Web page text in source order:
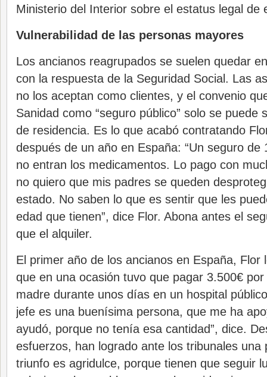
Ministerio del Interior sobre el estatus legal de
Vulnerabilidad de las personas mayores
Los ancianos reagrupados se suelen quedar
con la respuesta de la Seguridad Social. Las
no los aceptan como clientes, y el convenio
Sanidad como “seguro público” solo se puede
de residencia. Es lo que acabó contratando
después de un año en España: “Un seguro de
no entran los medicamentos. Lo pago con
no quiero que mis padres se queden
estado. No saben lo que es sentir que les
edad que tienen”, dice Flor. Abona antes el
que el alquiler.
El primer año de los ancianos en España, Flor
que en una ocasión tuvo que pagar 3.500€
madre durante unos días en un hospital
jefe es una buenísima persona, que me ha
ayudó, porque no tenía esa cantidad”, dice.
esfuerzos, han logrado ante los tribunales una
triunfo es agridulce, porque tienen que seguir